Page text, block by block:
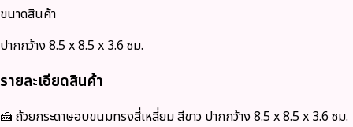
ขนาดสินค้า
ปากกว้าง 8.5 x 8.5 x 3.6 ซม.
รายละเอียดสินค้า
🍰 ถ้วยกระดาษอบขนมทรงสี่เหลี่ยม สีขาว ปากกว้าง 8.5 x 8.5 x 3.6 ซม.